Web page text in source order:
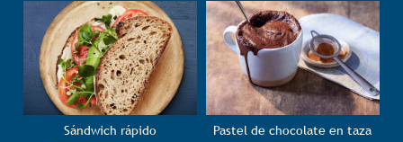
Sándwich rápido Pastel de chocolate en taza